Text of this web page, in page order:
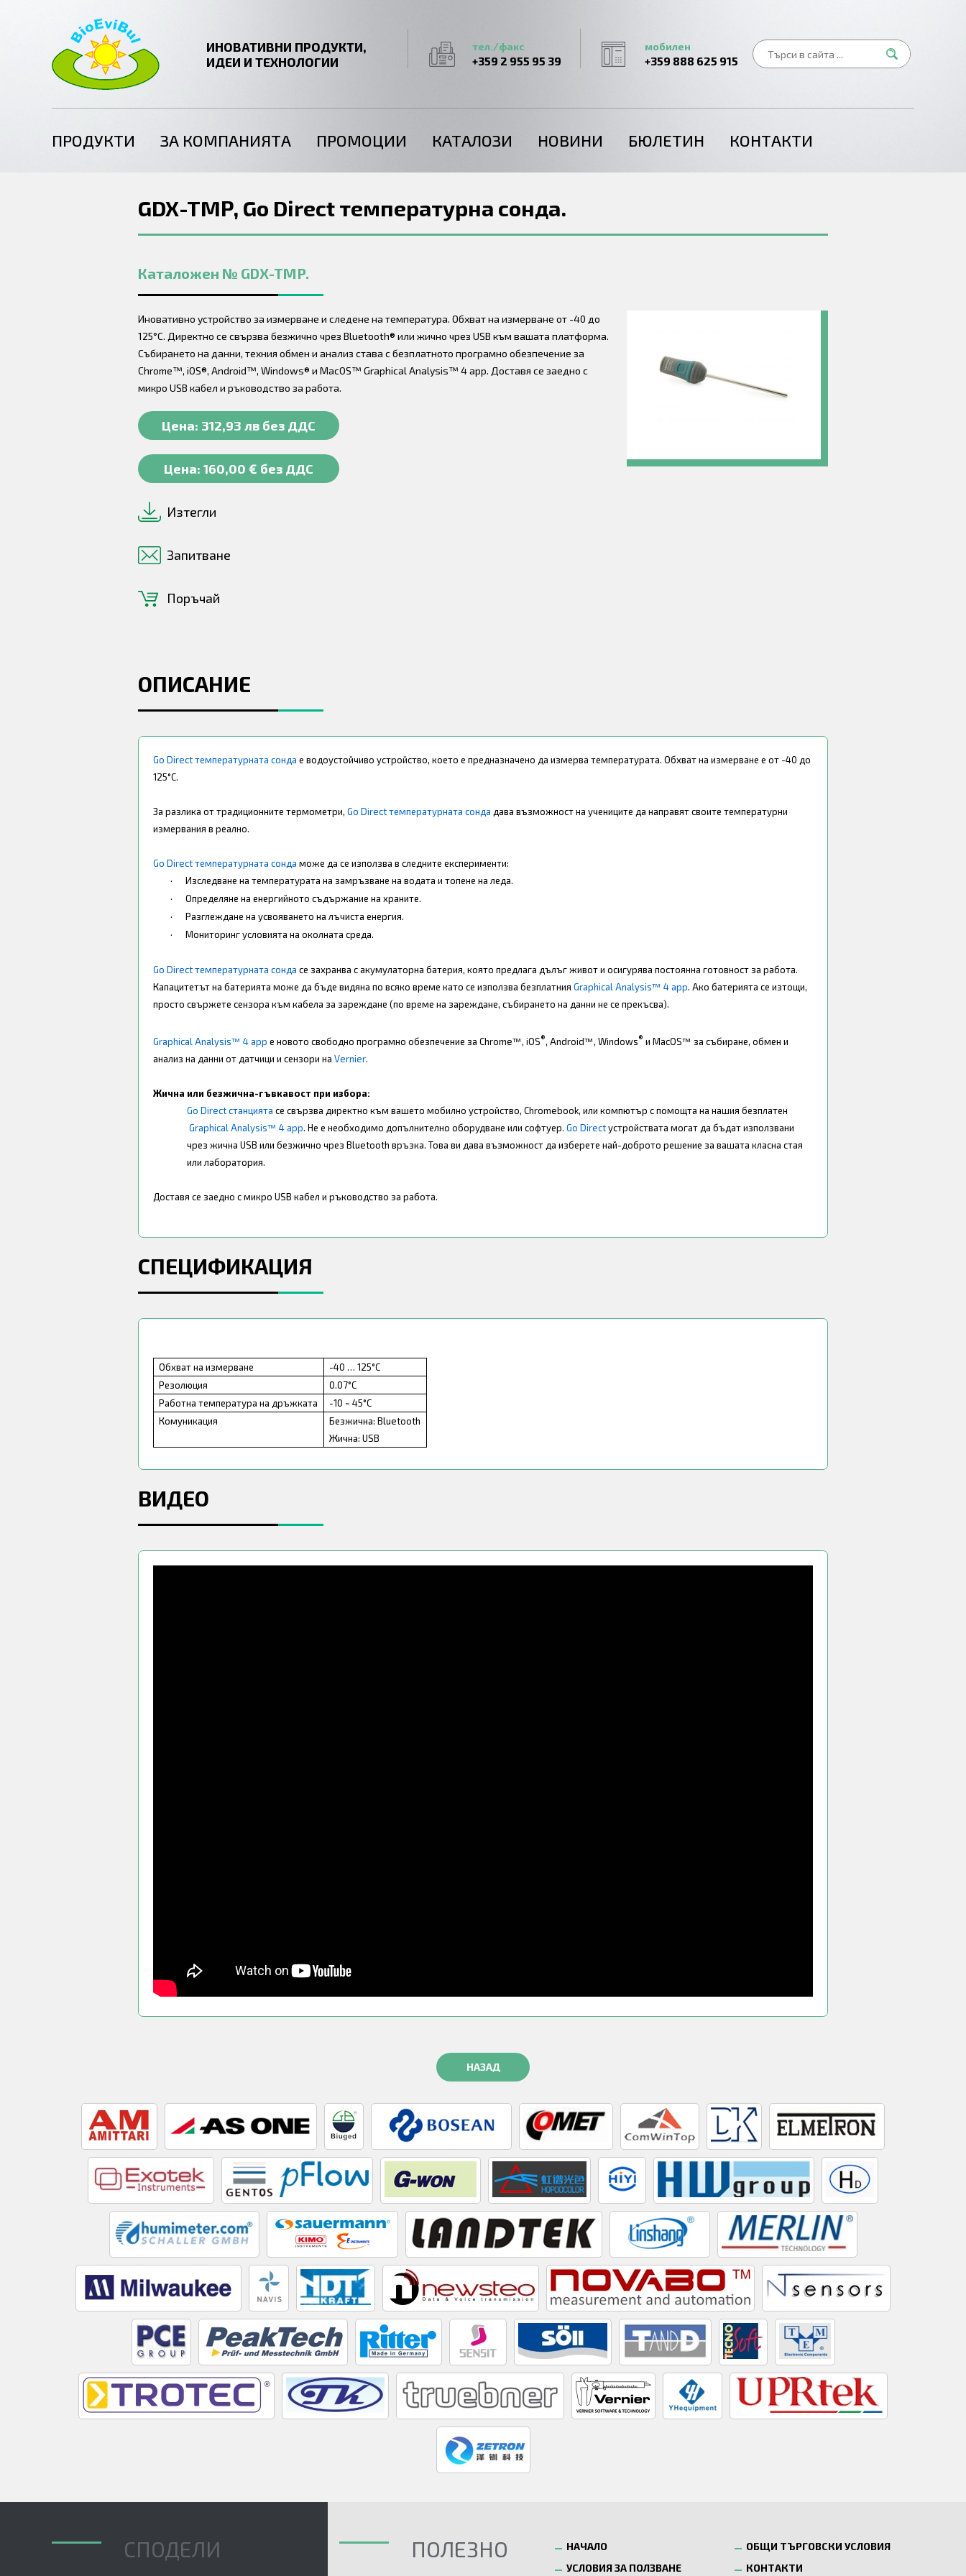
ИНОВАТИВНИ ПРОДУКТИ,
ИДЕИ И ТЕХНОЛОГИИ
тел./факс
+359 2 955 95 39
мобилен
+359 888 625 915
ПРОДУКТИ ЗА КОМПАНИЯТА ПРОМОЦИИ КАТАЛОЗИ НОВИНИ БЮЛЕТИН КОНТАКТИ
GDX-TMP, Go Direct температурна сонда.
Каталожен № GDX-TMP.
Иновативно устройство за измерване и следене на температура. Обхват на измерване от -40 до
125°C. Директно се свързва безжично чрез Bluetooth® или жично чрез USB към вашата платформа.
Събирането на данни, техния обмен и анализ става с безплатното програмно обезпечение за
Chrome™, iOS®, Android™, Windows® и MacOS™ Graphical Analysis™ 4 app. Доставя се заедно с
микро USB кабел и ръководство за работа.
Цена: 312,93 лв без ДДС
Цена: 160,00 € без ДДС
Изтегли
Запитване
Поръчай
ОПИСАНИЕ
Go Direct температурната сонда е водоустойчиво устройство, което е предназначено да измерва температурата. Обхват на измерване е от -40 до
125°C.
За разлика от традиционните термометри, Go Direct температурната сонда дава възможност на учениците да направят своите температурни
измервания в реално.
Go Direct температурната сонда може да се използва в следните експерименти:
·
Изследване на температурата на замръзване на водата и топене на леда.
·
Определяне на енергийното съдържание на храните.
·
Разглеждане на усвояването на лъчиста енергия.
·
Мониторинг условията на околната среда.
Go Direct температурната сонда се захранва с акумулаторна батерия, която предлага дълъг живот и осигурява постоянна готовност за работа.
Капацитетът на батерията може да бъде видяна по всяко време като се използва безплатния Graphical Analysis™ 4 app. Ако батерията се изтощи,
просто свържете сензора към кабела за зареждане (по време на зареждане, събирането на данни не се прекъсва).
Graphical Analysis™ 4 app е новото свободно програмно обезпечение за Chrome™, iOS®, Android™, Windows® и MacOS™ за събиране, обмен и
анализ на данни от датчици и сензори на Vernier.
Жична или безжична-гъвкавост при избора:
Go Direct станцията се свързва директно към вашето мобилно устройство, Chromebook, или компютър с помощта на нашия безплатен
Graphical Analysis™ 4 app. Не е необходимо допълнително оборудване или софтуер.Go Directустройствата могат да бъдат използвани
чрез жична USB или безжично чрез Bluetooth връзка. Това ви дава възможност да изберете най-доброто решение за вашата класна стая
или лаборатория.
Доставя се заедно с микро USB кабел и ръководство за работа.
СПЕЦИФИКАЦИЯ
Обхват на измерване
-40 … 125°C
Резолюция
0.07°C
Работна температура на дръжката
-10 ~ 45°C
Комуникация
Безжична: Bluetooth
Жична: USB
ВИДЕО
НАЗАД
СПОДЕЛИ ПОЛЕЗНО НАЧАЛО
ОБЩИ ТЪРГОВСКИ УСЛОВИЯ
УСЛОВИЯ ЗА ПОЛЗВАНЕ
КОНТАКТИ